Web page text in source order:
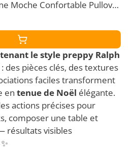
Moche Confortable Pullover
Vêtements S-XXL
lestyle preppy Ralph
: des pièces clés, des textures
faciles transforment
en tenue de Noël élégante.
actions précises pour
composer une table et
résultats visibles